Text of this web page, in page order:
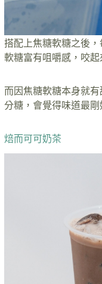
搭配上焦糖軟糖之後
軟糖富有咀嚼感，咬起
而因焦糖軟糖本身就
分糖，會覺得味道最剛
焙而可可奶茶